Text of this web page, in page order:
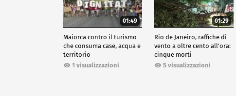
01:49
Maiorca contro il turismo
che consuma case, acqua e
territorio
1 visualizzazioni
01:29
Rio de Janeiro, raffiche di
vento a oltre cento all'ora:
cinque morti
5 visualizzazioni